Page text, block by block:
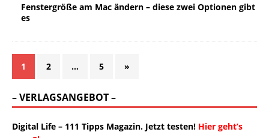
Fenstergröße am Mac ändern – diese zwei Optionen gibt
es
1 2 … 5 »
– VERLAGSANGEBOT –
Digital Life – 111 Tipps Magazin. Jetzt testen! Hier geht’s